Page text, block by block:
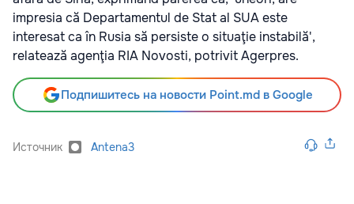
impresia că Departamentul de Stat al SUA este
interesat ca în Rusia să persiste o situaţie instabilă',
relatează agenţia RIA Novosti, potrivit Agerpres.
Подпишитесь на новости Point.md в Google
Источник Antena3